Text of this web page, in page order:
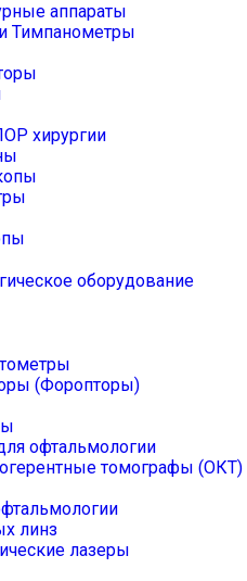
аппараты
Тимпанометры
хирургии
оборудование
(Форопторы)
офтальмологии
томографы (ОКТ)
линз
лазеры